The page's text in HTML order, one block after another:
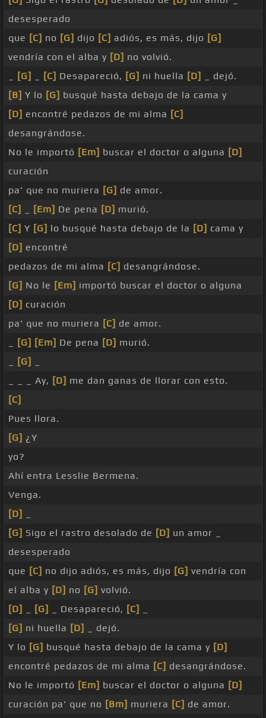
desesperado
que [C] no [G] dijo [C] adiós, es más, dijo [G]
vendría con el alba y [D] no volvió.
[G] [C] Desapareció, [G] ni huella [D]
_ dejó.
[B] Y lo [G] busqué hasta debajo de la cama y
[D] encontré pedazos de mi alma [C]
desangrándose.
No le importó [Em] buscar el doctor o alguna [D]
curación
pa' que no muriera [G] de amor.
[C]
[Em] De pena [D] murió.
[C] Y [G] lo busqué hasta debajo de la [D] cama y
[D] encontré
pedazos de mi alma [C] desangrándose.
[G] No le [Em] importó buscar el doctor o alguna
[D] curación
pa' que no muriera [C] de amor.
[G] [Em] De pena [D] murió.
[G]
_ _ _ Ay, [D] me dan ganas de llorar con esto.
[C]
Pues llora.
[G] ¿Y
yo?
Ahí entra Lesslie Bermena.
Venga.
[D]
[G] Sigo el rastro desolado de [D] un amor _
desesperado
que [C] no dijo adiós, es más, dijo [G] vendría con
el alba y [D] no [G] volvió.
[D]
[G] _ Desapareció, [C]
[G] ni huella [D]
_ dejó.
Y lo [G] busqué hasta debajo de la cama y [D]
encontré pedazos de mi alma [C] desangrándose.
No le importó [Em] buscar el doctor o alguna [D]
curación pa' que no [Bm] muriera [C] de amor.